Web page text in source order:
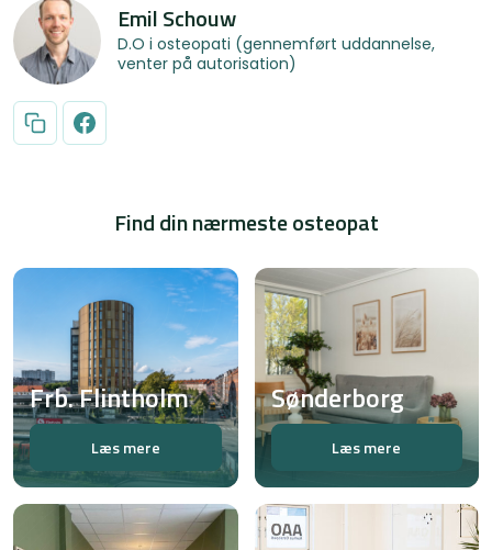
Emil Schouw
D.O i osteopati (gennemført uddannelse,
venter på autorisation)
Find din nærmeste osteopat
Frb. Flintholm
Læs mere
Sønderborg
Læs mere